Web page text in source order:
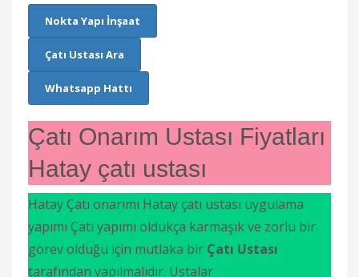
Nokta Yapı İnşaat
Çatı Ustası Ara
Whatsapp Hattı
Çatı Onarım Ustası Fiyatları
Hatay çatı ustası
HatayÇatı onarımı Hatay çatı ustası uygulama
yapımı Çatı yapımı oldukça karmaşık ve zorlu bir
görev olduğu için mutlaka bir Çatı Ustası
tarafından yapılmalıdır. Ustalar